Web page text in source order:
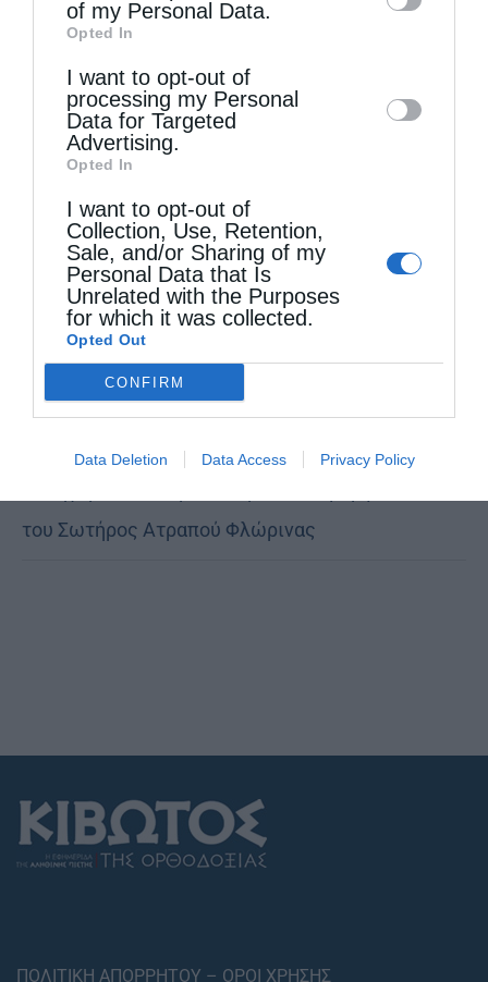
third parties on theIAB’s List of
Downstream Participants
disclose it to other third parties.
of my Personal Data.
Opted In
I want to opt-out of
processing my Personal
Data for Targeted
Advertising.
Opted In
I want to opt-out of
Collection, Use, Retention,
Sale, and/or Sharing of my
Personal Data that Is
Unrelated with the Purposes
for which it was collected.
Opted Out
CONFIRM
Data Deletion Data Access Privacy Policy
Ιερά Παράκληση προς την Υπεραγία Θεοτόκο στα
Φαβριανά Μονοφατσίου
Θεία Λειτουργία στην Παναγιά Πεδιάδος
Θεία Λειτουργία στο Μασταμπά Ηρακλείου
Τα Ιερά Κείμενα
του Σωτήρος Ατραπού Φλώρινας
ΠΟΛΙΤΙΚΗ ΑΠΟΡΡΗΤΟΥ – ΟΡΟΙ ΧΡΗΣΗΣ